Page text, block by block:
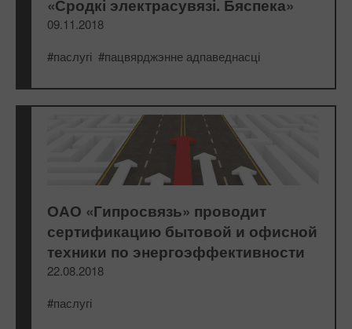
«Сродкі электрасувязі. Бяспека»
09.11.2018
#паслугі #пацвярджэнне адпаведнасці
ОАО «Гипросвязь» проводит
сертификацию бытовой и офисной
техники по энергоэффективности
22.08.2018
#паслугі